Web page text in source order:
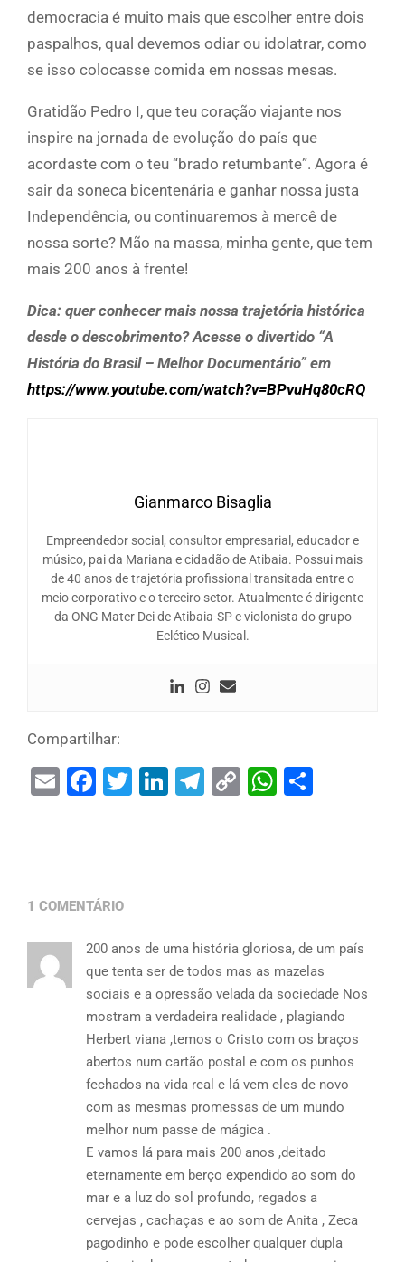
democracia é muito mais que escolher entre dois
paspalhos, qual devemos odiar ou idolatrar, como
se isso colocasse comida em nossas mesas.
Gratidão Pedro I, que teu coração viajante nos
inspire na jornada de evolução do país que
acordaste com o teu “brado retumbante”. Agora é
sair da soneca bicentenária e ganhar nossa justa
Independência, ou continuaremos à mercê de
nossa sorte? Mão na massa, minha gente, que tem
mais 200 anos à frente!
Dica: quer conhecer mais nossa trajetória histórica
desde o descobrimento? Acesse o divertido “A
História do Brasil – Melhor Documentário” em
https://www.youtube.com/watch?v=BPvuHq80cRQ
Gianmarco Bisaglia
Empreendedor social, consultor empresarial, educador e
músico, pai da Mariana e cidadão de Atibaia. Possui mais
de 40 anos de trajetória profissional transitada entre o
meio corporativo e o terceiro setor. Atualmente é dirigente
da ONG Mater Dei de Atibaia-SP e violonista do grupo
Eclético Musical.
Compartilhar:
EmailFacebook
Twitter
LinkedIn
Telegram
Copy
1 COMENTÁRIO
200 anos de uma história gloriosa, de um país
que tenta ser de todos mas as mazelas
sociais e a opressão velada da sociedade Nos
mostram a verdadeira realidade , plagiando
Herbert viana ,temos o Cristo com os braços
abertos num cartão postal e com os punhos
fechados na vida real e lá vem eles de novo
com as mesmas promessas de um mundo
melhor num passe de mágica .
E vamos lá para mais 200 anos ,deitado
eternamente em berço expendido ao som do
mar e a luz do sol profundo, regados a
cervejas , cachaças e ao som de Anita , Zeca
pagodinho e pode escolher qualquer dupla